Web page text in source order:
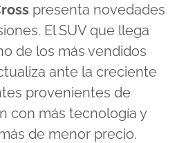
presenta novedades
El SUV que llega
de los más vendidos
ante la creciente
provenientes de
con más tecnología y
de menor precio.